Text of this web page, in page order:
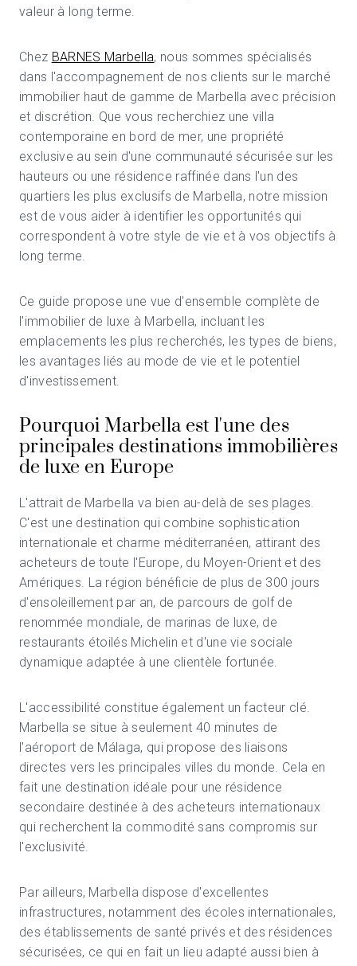
valeur à long terme.
Chez BARNES Marbella, nous sommes spécialisés
dans l'accompagnement de nos clients sur le marché
immobilier haut de gamme de Marbella avec précision
et discrétion. Que vous recherchiez une villa
contemporaine en bord de mer, une propriété
exclusive au sein d'une communauté sécurisée sur les
hauteurs ou une résidence raffinée dans l'un des
quartiers les plus exclusifs de Marbella, notre mission
est de vous aider à identifier les opportunités qui
correspondent à votre style de vie et à vos objectifs à
long terme.
Ce guide propose une vue d'ensemble complète de
l'immobilier de luxe à Marbella, incluant les
emplacements les plus recherchés, les types de biens,
les avantages liés au mode de vie et le potentiel
d'investissement.
Pourquoi Marbella est l'une des
principales destinations immobilières
de luxe en Europe
L'attrait de Marbella va bien au-delà de ses plages.
C'est une destination qui combine sophistication
internationale et charme méditerranéen, attirant des
acheteurs de toute l'Europe, du Moyen-Orient et des
Amériques. La région bénéficie de plus de 300 jours
d'ensoleillement par an, de parcours de golf de
renommée mondiale, de marinas de luxe, de
restaurants étoilés Michelin et d'une vie sociale
dynamique adaptée à une clientèle fortunée.
L'accessibilité constitue également un facteur clé.
Marbella se situe à seulement 40 minutes de
l'aéroport de Málaga, qui propose des liaisons
directes vers les principales villes du monde. Cela en
fait une destination idéale pour une résidence
secondaire destinée à des acheteurs internationaux
qui recherchent la commodité sans compromis sur
l'exclusivité.
Par ailleurs, Marbella dispose d'excellentes
infrastructures, notamment des écoles internationales,
des établissements de santé privés et des résidences
sécurisées, ce qui en fait un lieu adapté aussi bien à